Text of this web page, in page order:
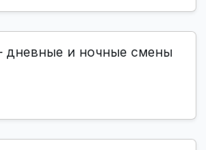
дневные и ночные смены